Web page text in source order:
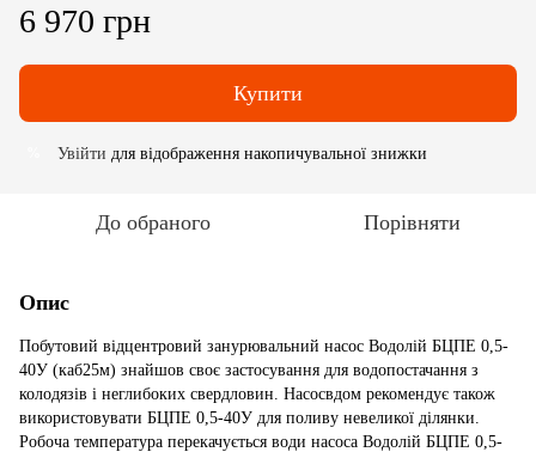
6 970 грн
Купити
Увійти для відображення накопичувальної знижки
До обраного Порівняти
Опис
Побутовий відцентровий занурювальний насос Водолій БЦПЕ 0,5-
40У (каб25м) знайшов своє застосування для водопостачання з
колодязів і неглибоких свердловин. Насосвдом рекомендує також
використовувати БЦПЕ 0,5-40У для поливу невеликої ділянки.
Робоча температура перекачується води насоса Водолій БЦПЕ 0,5-